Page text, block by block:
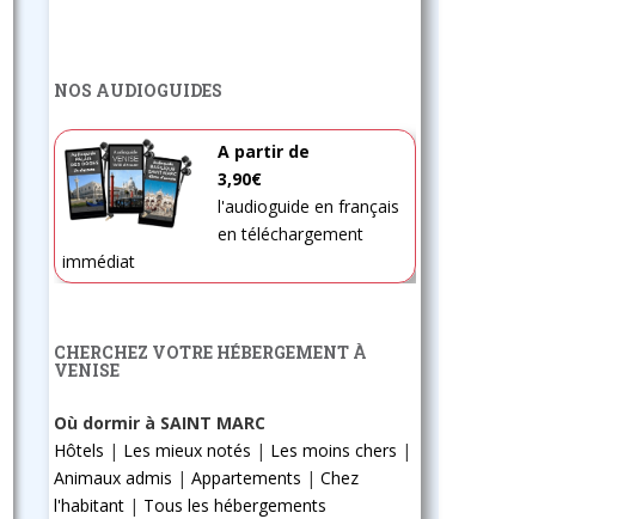
NOS AUDIOGUIDES
A partir de
3,90€
l'audioguide en français
en téléchargement
immédiat
CHERCHEZ VOTRE HÉBERGEMENT À
VENISE
Où dormir à SAINT MARC
Hôtels | Les mieux notés | Les moins chers |
Animaux admis | Appartements | Chez
l'habitant| Tous les hébergements